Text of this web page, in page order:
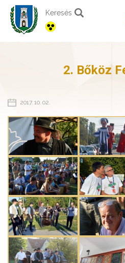
Keresés
2. Bőköz
2017. 10. 02.